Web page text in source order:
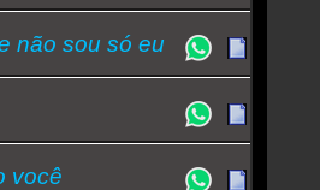
não sou só eu
você